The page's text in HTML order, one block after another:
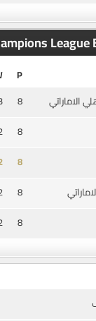
League
P
الاماراتي 8
8
8
8
8